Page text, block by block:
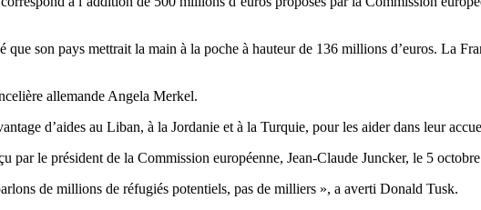
son pays mettrait la main à la poche à hauteur de 136 millions d’euros. La
allemande Angela Merkel.
d’aides au Liban, à la Jordanie et à la Turquie, pour les aider dans leur
par le président de la Commission européenne, Jean-Claude Juncker, le 5
de millions de réfugiés potentiels, pas de milliers », a averti Donald Tusk.